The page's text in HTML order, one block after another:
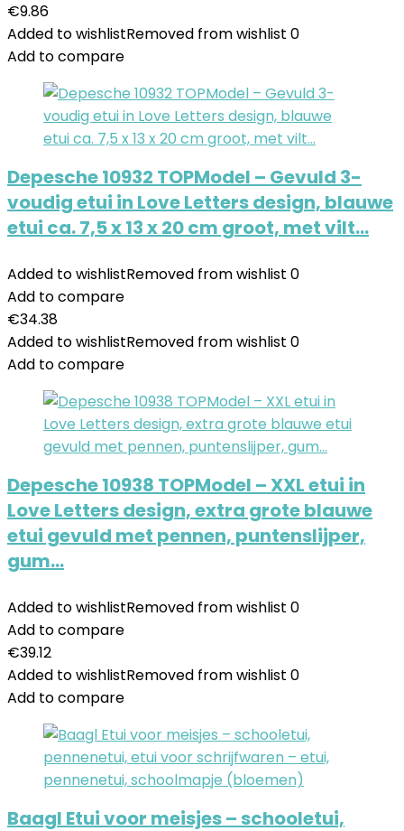
€9.86
Added to wishlistRemoved from wishlist 0
Add to compare
Depesche 10932 TOPModel – Gevuld 3-
voudig etui in Love Letters design, blauwe
etui ca. 7,5 x 13 x 20 cm groot, met vilt…
Added to wishlistRemoved from wishlist 0
Add to compare
€34.38
Added to wishlistRemoved from wishlist 0
Add to compare
Depesche 10938 TOPModel – XXL etui in
Love Letters design, extra grote blauwe
etui gevuld met pennen, puntenslijper,
gum…
Added to wishlistRemoved from wishlist 0
Add to compare
€39.12
Added to wishlistRemoved from wishlist 0
Add to compare
Baagl Etui voor meisjes – schooletui,